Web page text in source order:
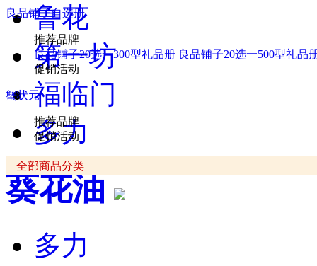
良品铺子自选册
推荐品牌
良品铺子20选一300型礼品册 良品铺子20选一500型礼品
促销活动
蟹状元
推荐品牌
促销活动
全部商品分类
鲁花
第一坊
福临门
多力
葵花油
多力